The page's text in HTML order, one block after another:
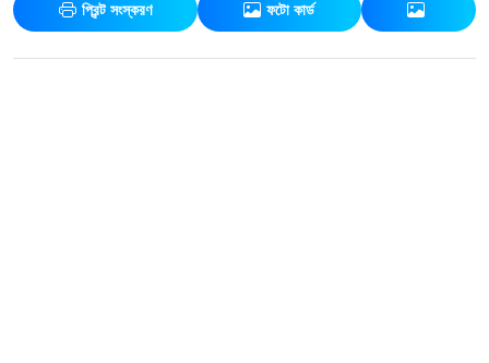
প্রিন্ট সংস্করণ ফটো কার্ড